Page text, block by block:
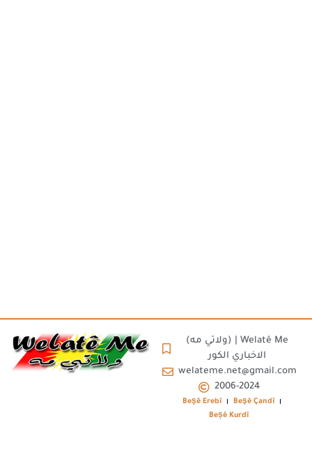
(ولاتي مه) | Welatê Me
الاخباري الكور
welateme.net@gmail.com
2006-2024
Beşê Erebî
Beşê Çandî
Beșê Kurdî